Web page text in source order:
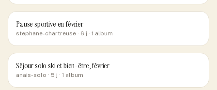
Pause sportive en février
stephane-chartreuse · 6 j · 1 album
Séjour solo ski et bien-être, février
anais-solo · 5 j · 1 album